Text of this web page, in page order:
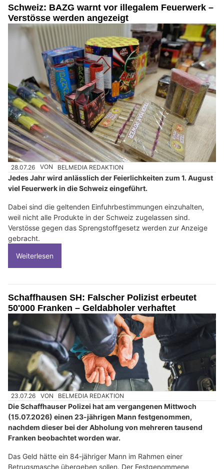
Schweiz: BAZG warnt vor illegalem Feuerwerk –
Verstösse werden angezeigt
28.07.26 VON BELMEDIA REDAKTION
Jedes Jahr wird anlässlich der Feierlichkeiten zum 1. August
viel Feuerwerk in die Schweiz eingeführt.
Dabei sind die geltenden Einfuhrbestimmungen einzuhalten,
weil nicht alle Produkte in der Schweiz zugelassen sind.
Verstösse gegen das Sprengstoffgesetz werden zur Anzeige
gebracht.
Weiterlesen
Schaffhausen SH: Falscher Polizist erbeutet
50'000 Franken – Geldabholer verhaftet
23.07.26 VON BELMEDIA REDAKTION
Die Schaffhauser Polizei hat am vergangenen Mittwoch
(15.07.2026) einen 23-jährigen Mann festgenommen,
nachdem dieser bei der Abholung von mehreren tausend
Franken beobachtet worden war.
Das Geld hätte ein 84-jähriger Mann im Rahmen einer
Betrugsmasche übergeben sollen. Der Festgenommene